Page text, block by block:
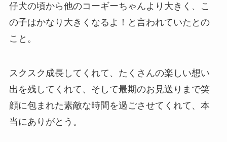
仔犬の頃から他のコーギーちゃんより大きく、こ
の子はかなり大きくなるよ！と言われていたとの
こと。
スクスク成長してくれて、たくさんの楽しい想い
出を残してくれて、そして最期のお見送りまで笑
顔に包まれた素敵な時間を過ごさせてくれて、本
当にありがとう。